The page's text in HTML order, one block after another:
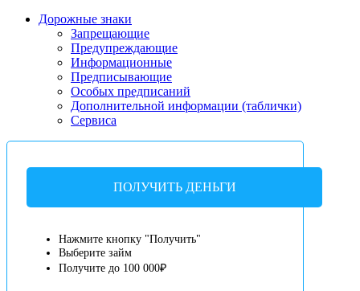
Дорожные знаки
Запрещающие
Предупреждающие
Информационные
Предписывающие
Особых предписаний
Дополнительной информации (таблички)
Сервиса
ПОЛУЧИТЬ ДЕНЬГИ
Нажмите кнопку "Получить"
Выберите займ
Получите до 100 000₽